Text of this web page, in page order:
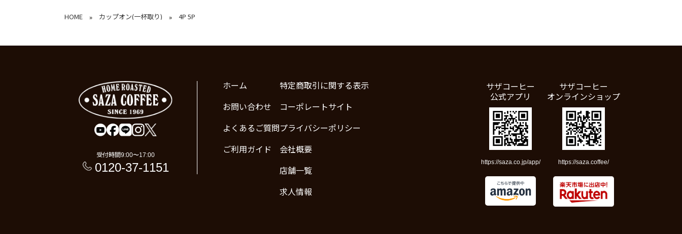
HOME » カップオン(一杯取り) » 4P 5P
受付時間9:00〜17:00
0120-37-1151
ホーム
お問い合わせ
よくあるご質問
ご利用ガイド
特定商取引に関する表示
コーポレートサイト
プライバシーポリシー
会社概要
店舗一覧
求人情報
サザコーヒー
公式アプリ
https://saza.co.jp/app/
サザコーヒー
オンラインショップ
https://saza.coffee/